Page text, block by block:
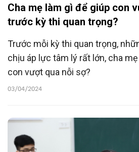
Cha mẹ làm gì để giúp con
trước kỳ thi quan trọng?
Trước mỗi kỳ thi quan trọng,
chịu áp lực tâm lý rất lớn, cha
con vượt qua nỗi sợ?
03/04/2024